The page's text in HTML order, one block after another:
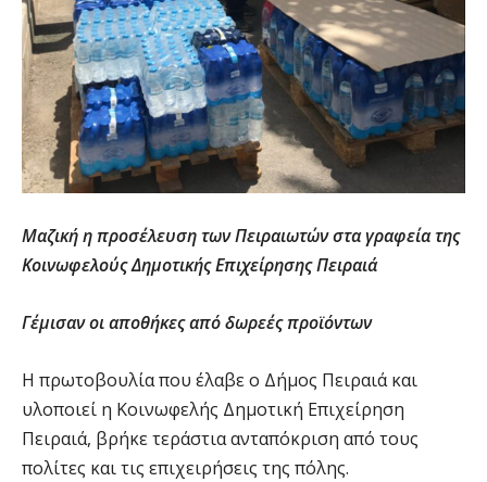
Μαζική η προσέλευση των Πειραιωτών στα γραφεία της
Κοινωφελούς Δημοτικής Επιχείρησης Πειραιά
Γέμισαν οι αποθήκες από δωρεές προϊόντων
Η πρωτοβουλία που έλαβε ο Δήμος Πειραιά και
υλοποιεί η Κοινωφελής Δημοτική Επιχείρηση
Πειραιά, βρήκε τεράστια ανταπόκριση από τους
πολίτες και τις επιχειρήσεις της πόλης.